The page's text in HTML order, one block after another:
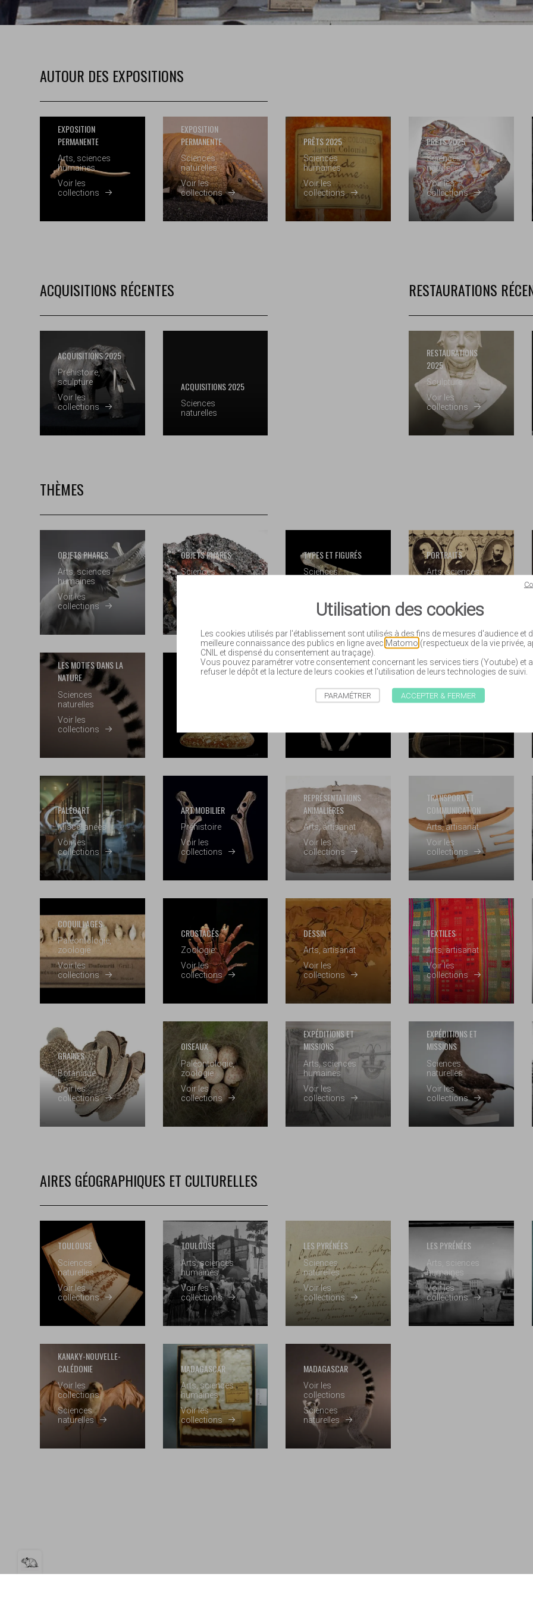
AUTOUR DES EXPOSITIONS
EXPOSITION
PERMANENTE
Arts, sciences
humaines
Voir les
collections
EXPOSITION
PERMANENTE
Sciences
naturelles
Voir les
collections
PRÊTS 2025
Sciences
humaines
Voir les
collections
PRÊTS 2025
Sciences
naturelles
Voir les
collections
ACQUISITIONS RÉCENTES RESTAURATIONS
ACQUISITIONS 2025
Préhistoire,
sculpture
Voir les
collections
ACQUISITIONS 2025
Sciences
naturelles
RESTAURATIONS
2025
Sculpture
Voir les
collections
THÈMES
OBJETS PHARES
Arts, sciences
humaines
Voir les
collections
OBJETS PHARES
Sciences
TYPES ET FIGURÉS
Sciences
collections
PORTRAITS
Arts, sciences
collections
LES MOTIFS DANS LA
NATURE
Sciences
naturelles
Voir les
collections
CABINET DE
CURIOSITÉS
Naturalia
MONTAGES
OSTÉOLOGIQUES
Sciences
naturelles
PALÉOART
Miscellanées
Voir les
collections
ART MOBILIER
Préhistoire
Voir les
collections
REPRÉSENTATIONS
ANIMALIÈRES
Arts, artisanat
Voir les
collections
TRANSPORT ET
COMMUNICATION
Arts, artisanat
Voir les
collections
COQUILLAGES
Paléontologie,
zoologie
Voir les
collections
CRUSTACÉS
Zoologie
Voir les
collections
DESSIN
Arts, artisanat
Voir les
collections
TEXTILES
Arts, artisanat
Voir les
collections
GRAINES
Botanique
Voir les
collections
OISEAUX
Paléontologie,
zoologie
Voir les
collections
EXPÉDITIONS ET
MISSIONS
Arts, sciences
humaines
Voir les
collections
EXPÉDITIONS ET
MISSIONS
Sciences
naturelles
Voir les
collections
AIRES GÉOGRAPHIQUES ET CULTURELLES
TOULOUSE
Sciences
naturelles
Voir les
collections
TOULOUSE
Arts, sciences
humaines
Voir les
collections
LES PYRÉNÉES
Sciences
naturelles
Voir les
collections
LES PYRÉNÉES
Arts, sciences
humaines
Voir les
collections
KANAKY-NOUVELLE-
CALÉDONIE
Voir les
collections
Sciences
naturelles
MADAGASCAR
Arts, sciences
humaines
Voir les
collections
MADAGASCAR
Voir les
collections
Sciences
naturelles
Ouvrir la barre de gestion des cookies
Utilisation des cookies
Les cookies utilisés par l'établissement sont utilisés à des fins de mesures d'audience et
meilleure connaissance des publics en ligne avec Matomo (respectueux de la vie privée,
CNIL et dispensé du consentement au traçage).
Vous pouvez paramétrer votre consentement concernant les services tiers (Youtube) et
refuser le dépôt et la lecture de leurs cookies et l'utilisation de leurs technologies de suivi.
PARAMÉTRER ACCEPTER & FERMER